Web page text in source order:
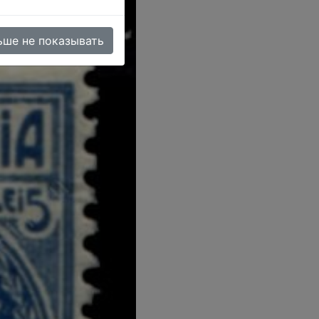
не показывать